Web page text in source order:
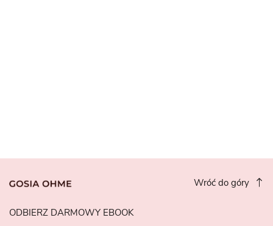
Wróć do góry
ODBIERZ DARMOWY EBOOK